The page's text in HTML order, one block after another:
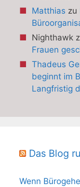
Matthias zu
Nighthawk
Frauen
Thadeus
beginnt im
Langfristig
Das Blog
Wenn